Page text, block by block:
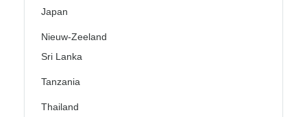
Japan
Nieuw-Zeeland
Sri Lanka
Tanzania
Thailand